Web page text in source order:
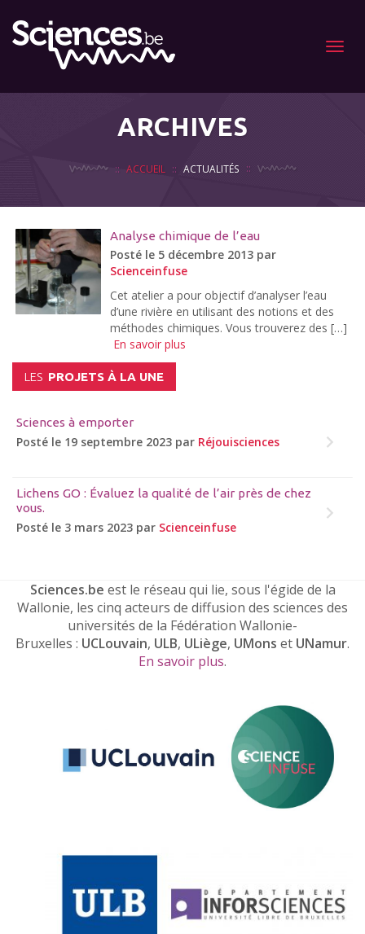
Menu
ARCHIVES
ACCUEIL ACTUALITÉS
Analyse chimique de l’eau
Posté le 5 décembre 2013 par
Scienceinfuse
Cet atelier a pour objectif d’analyser l’eau
d’une rivière en utilisant des notions et des
méthodes chimiques. Vous trouverez des […]
En savoir plus
LES PROJETS À LA UNE
Sciences à emporter
Posté le 19 septembre 2023 par Réjouisciences
Lichens GO : Évaluez la qualité de l’air près de chez
vous.
Posté le 3 mars 2023 par Scienceinfuse
Sciences.be est le réseau qui lie, sous l'égide de la
Wallonie, les cinq acteurs de diffusion des sciences des
universités de la Fédération Wallonie-
Bruxelles : UCLouvain, ULB, ULiège, UMons et UNamur.
En savoir plus.